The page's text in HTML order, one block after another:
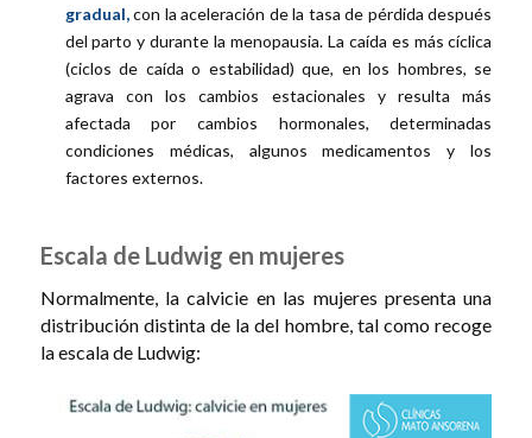
gradual,con la aceleración de la tasa de pérdida después
del parto y durante la menopausia. La caída es más cíclica
(ciclos de caída o estabilidad) que, en los hombres, se
agrava con los cambios estacionales y resulta más
afectada por cambios hormonales, determinadas
condiciones médicas, algunos medicamentos y los
factores externos.
Escala de Ludwig en mujeres
Normalmente, la calvicie en las mujeres presenta una
distribución distinta de la del hombre, tal como recoge
la escala de Ludwig: